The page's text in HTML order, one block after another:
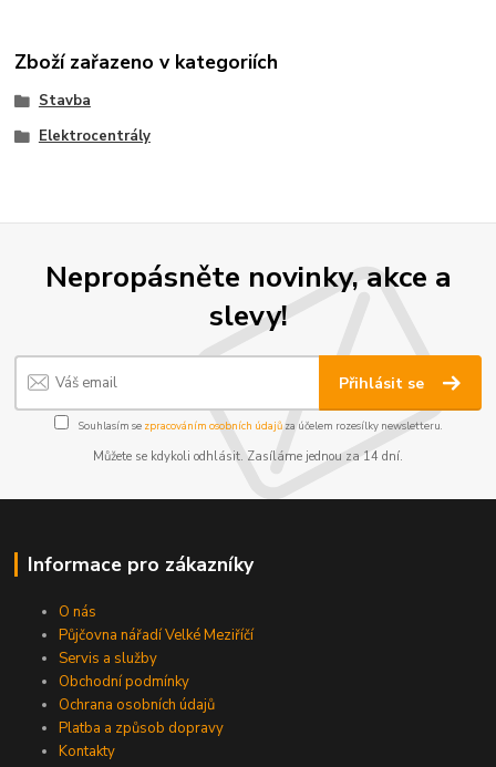
Zboží zařazeno v kategoriích
Stavba
Elektrocentrály
Nepropásněte novinky, akce a
slevy!
Přihlásit se
Souhlasím se zpracováním osobních údajůza účelem rozesílky newsletteru.
Můžete se kdykoli odhlásit. Zasíláme jednou za 14 dní.
Informace pro zákazníky
O nás
Půjčovna nářadí Velké Meziříčí
Servis a služby
Obchodní podmínky
Ochrana osobních údajů
Platba a způsob dopravy
Kontakty